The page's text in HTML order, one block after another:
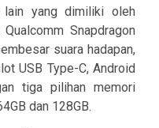
yang dimiliki oleh
Snapdragon
suara hadapan,
USB Type-C, Android
tiga pilihan memori
dan 128GB.